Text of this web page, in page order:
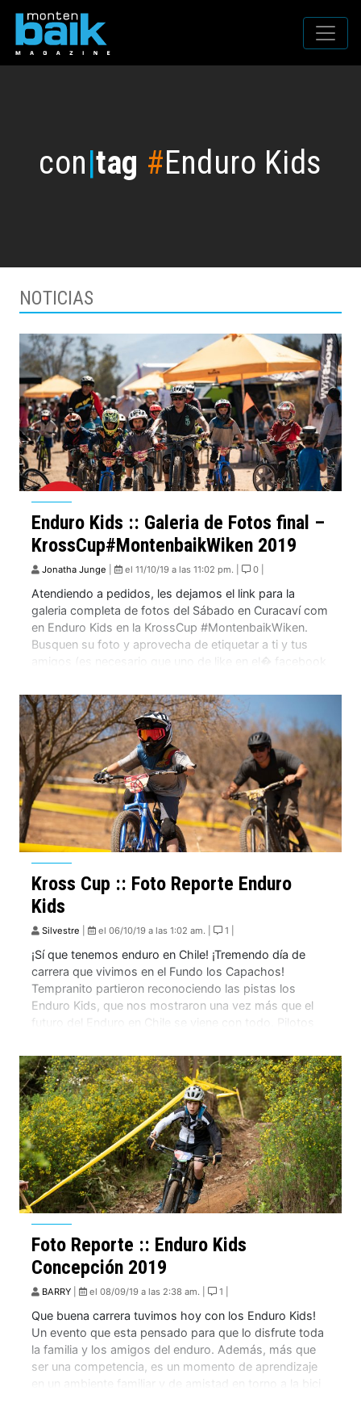
con|tag #Enduro Kids
NOTICIAS
Enduro Kids :: Galeria de Fotos final –
KrossCup#MontenbaikWiken 2019
Jonatha Junge el 11/10/19 a las 11:02 pm. | 0 |
Atendiendo a pedidos, les dejamos el link para la
galeria completa de fotos del Sábado en Curacaví com
en Enduro Kids en la KrossCup #MontenbaikWiken.
Busquen su foto y aprovecha de etiquetar a ti y tus
amigos (es necesario que uno de like en el� facebook
[…]
Kross Cup :: Foto Reporte Enduro
Kids
Silvestre el 06/10/19 a las 1:02 am. | 1 |
¡Sí que tenemos enduro en Chile! ¡Tremendo día de
carrera que vivimos en el Fundo los Capachos!
Tempranito partieron reconociendo las pistas los
Enduro Kids, que nos mostraron una vez más que el
futuro del Enduro en Chile se viene con todo. Pilotos
buena vibra de […]
Foto Reporte :: Enduro Kids
Concepción 2019
BARRY el 08/09/19 a las 2:38 am. | 1 |
Que buena carrera tuvimos hoy con los Enduro Kids!
Un evento que esta pensado para que lo disfrute toda
la familia y los amigos del enduro. Además, más que
ser una competencia, es un momento de aprendizaje
en un ambiente familiar y de amistad en torno a la bici